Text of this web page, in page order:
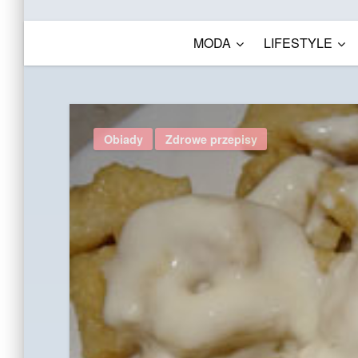
MODA LIFESTYLE
Obiady Zdrowe przepisy